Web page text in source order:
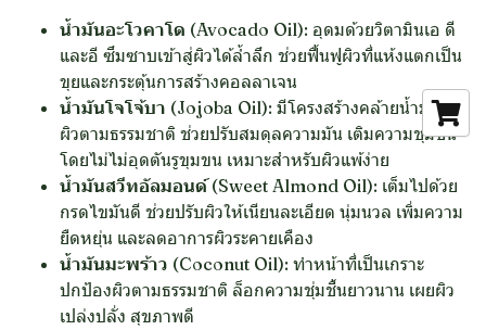
น้ำมันอะโวคาโด (Avocado Oil): อุดมด้วยวิตามินเอ ดี
และอี ซึมซาบเข้าสู่ผิวได้ล้ำลึก ช่วยฟื้นฟูผิวที่แห้งแตกเป็น
ขุยและกระตุ้นการสร้างคอลลาเจน
น้ำมันโจโจ้บา (Jojoba Oil): มีโครงสร้างคล้ายน้ำมันใต้
ผิวตามธรรมชาติ ช่วยปรับสมดุลความมัน เติมความชุ่มชื้น
โดยไม่ไม่อุดตันรูขุมขน เหมาะสำหรับผิวแพ้ง่าย
น้ำมันสวีทอัลมอนด์ (Sweet Almond Oil): เต็มไปด้วย
กรดไขมันดี ช่วยปรับผิวให้เนียนละเอียด นุ่มนวล เพิ่มความ
ยืดหยุ่น และลดอาการผิวระคายเคือง
น้ำมันมะพร้าว (Coconut Oil): ทำหน้าที่เป็นเกราะ
ปกป้องผิวตามธรรมชาติ ล็อกความชุ่มชื้นยาวนาน เผยผิว
เปล่งปลั่ง สุขภาพดี